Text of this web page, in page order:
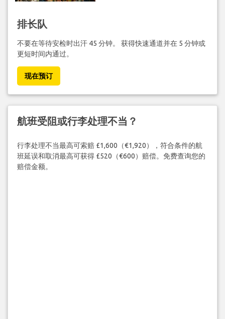
排长队
不要在等待安检时出汗 45 分钟。 获得快速通道并在 5 分钟或
更短时间内通过。
现在预订
航班受阻或行李处理不当？
行李处理不当最高可索赔 £1,600（€1,920），符合条件的航
班延误和取消最高可获得 £520（€600）赔偿。免费查询您的
赔偿金额。